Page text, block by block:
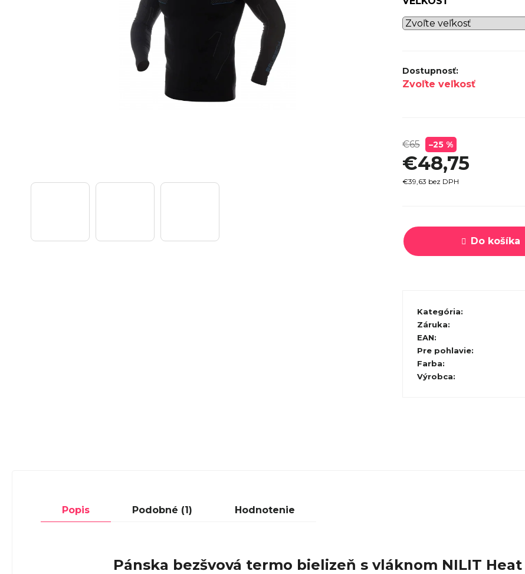
Zvoľte veľkosť
€65 –25 %
€48,75
€39,63 bez DPH
cena:
Do košíka
Kategória:
Záruka:
EAN:
Pre pohlavie:
Farba:
Výrobca:
Popis Podobné (1) Hodnotenie
Pánska bezšvová termo bielizeň s vláknom NILIT Heat
TREK PROCALIBER 8 FURY RED
€1 449
TREK MARLIN 6 GEN 3 LAVA